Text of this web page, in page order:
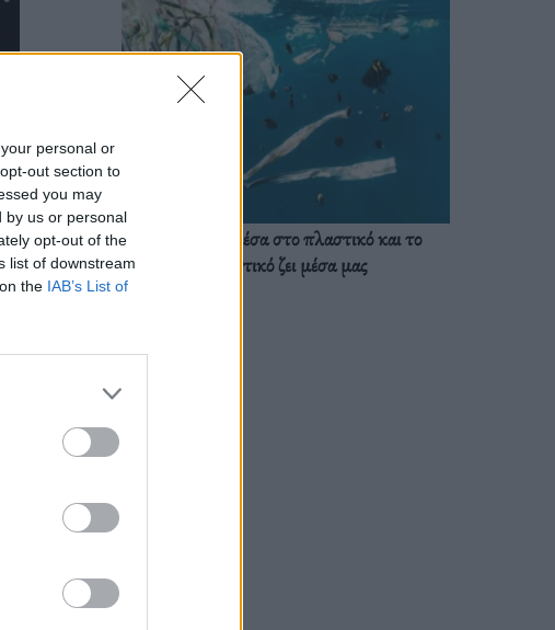
personal or
out section to
you may
by us or personal
opt-out of the
list of downstream
the IAB’s List of
Ζούμε ήδη μέσα στο πλαστικό και το
πλαστικό ζει μέσα μας